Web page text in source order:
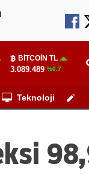
BITCOIN TL
3.089.489 %0.7
Teknoloji